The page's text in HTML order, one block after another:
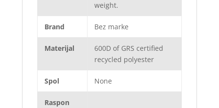
weight.
Brand Bez marke
Materijal
600D of GRS certified
recycled polyester
Spol None
Raspon